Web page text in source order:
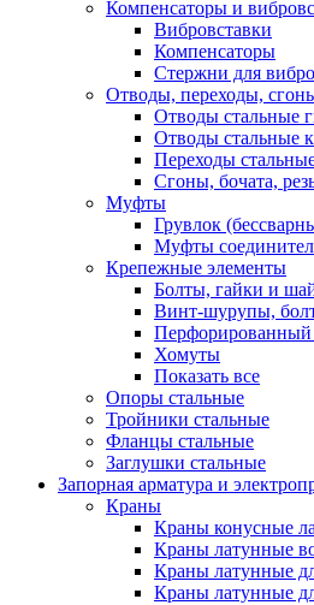
Компенсаторы и
Вибровставки
Компенсаторы
Стержни для
Отводы, переходы,
Отводы стальные
Отводы стальные
Переходы
Сгоны, бочата,
Муфты
Грувлок
Муфты
Крепежные элементы
Болты, гайки и
Винт-шурупы,
Перфорированный
Хомуты
Показать все
Опоры стальные
Тройники стальные
Фланцы стальные
Заглушки стальные
Запорная арматура и
Краны
Краны конусные
Краны латунные
Краны латунные
Краны латунные